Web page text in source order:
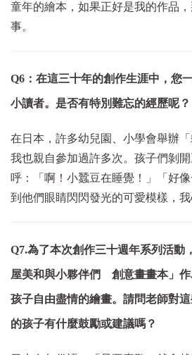
童年的繪本，如果正好是我的作品
事。
Q6：在這三十年的創作生涯中，您
小讀者。是否有特別難忘的經歷呢？
在日本，許多幼兒園、小學會舉辦
我也親自參加過許多次。孩子們剝
呼：「啊！小蠶豆在睡覺！」「好
到他們眼睛閃閃發光的可愛模樣，我
Q7.為了本次創作三十週年系列活動
屋美和與小夥伴們 創意畫畫本」
孩子自由盡情的繪畫。請問老師對
的孩子有什麼鼓勵或建議嗎？